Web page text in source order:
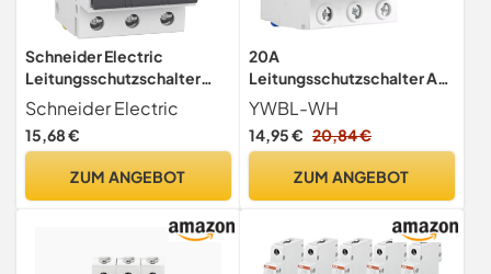
Schneider Electric
Leitungsschutzschalter
Acti9 K60N, A9K01316
Schneider Electric
15,68 €
ZUM ANGEBOT
20A
Leitungsschutzschalter AC
400V Schutzschalter 3-
poliger
YWBL-WH
14,95 € 20,84 €
ZUM ANGEBOT